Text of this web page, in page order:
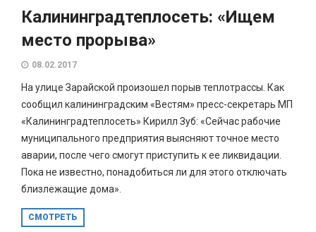
Калининградтеплосеть: «Ищем
место прорыва»
08.02.2017
На улице Зарайской произошел порыв теплотрассы. Как
сообщил калининградским «Вестям» пресс-секретарь МП
«Калининградтеплосеть» Кирилл Зуб: «Сейчас рабочие
муниципального предприятия выясняют точное место
аварии, после чего смогут приступить к ее ликвидации.
Пока не известно, понадобиться ли для этого отключать
близлежащие дома».
СМОТРЕТЬ